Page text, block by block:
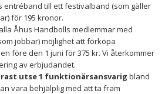
entréband till ett festivalband (som gäller
för 195 kronor.
Åhus Handbolls medlemmar med
jobbar) möjlighet att förköpa
före den 1 juni för 375 kr. Vi återkommer
av erbjudandet.
utse 1 funktionärsansvarig bland
vara behjälplig med att ta fram